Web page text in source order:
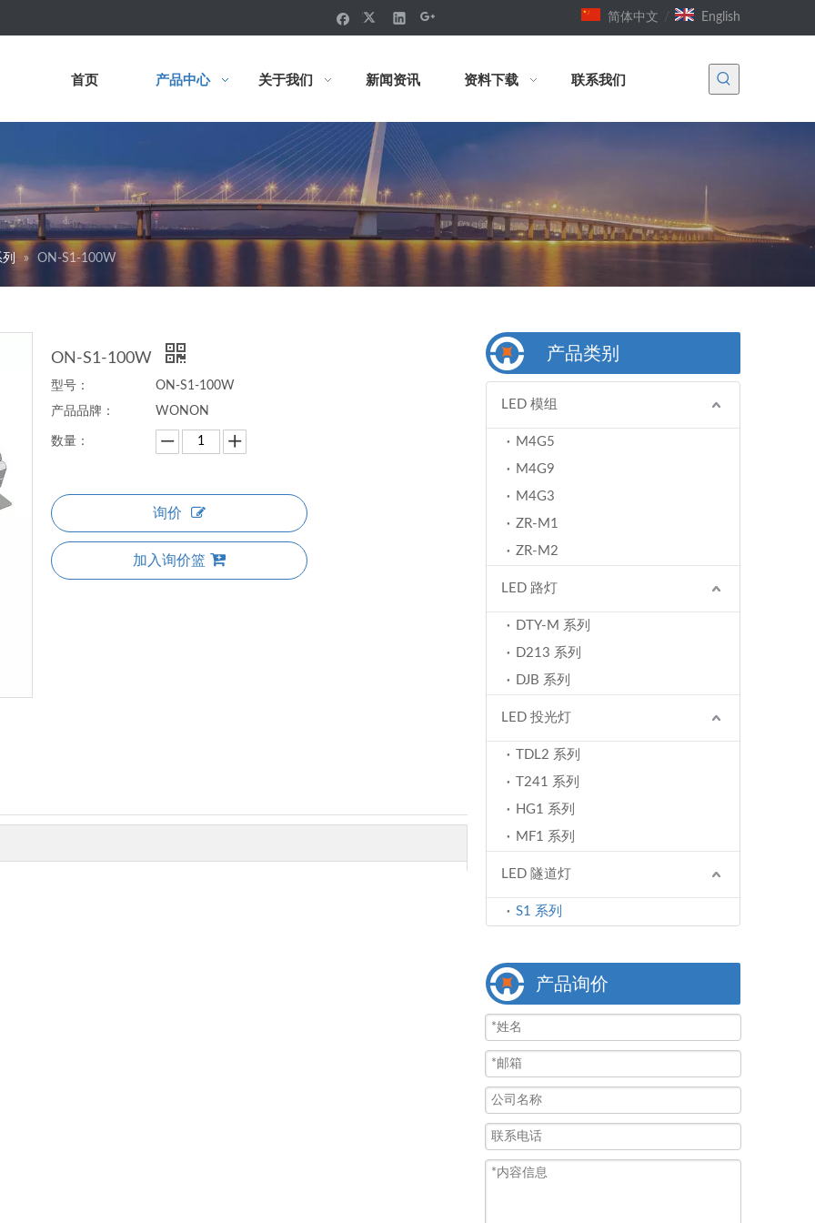
简体中文 / English
首页 产品中心 关于我们 新闻资讯 资料下载 联系我们
» ON-S1-100W
ON-S1-100W
型号：
ON-S1-100W
产品品牌：
WONON
数量：
询价
加入询价篮
产品类别
LED 模组
M4G5
M4G9
M4G3
ZR-M1
ZR-M2
LED 路灯
DTY-M 系列
D213 系列
DJB 系列
LED 投光灯
TDL2 系列
T241 系列
HG1 系列
MF1 系列
LED 隧道灯
S1 系列
产品询价